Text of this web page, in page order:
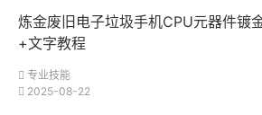
炼金废旧电子垃圾手机CPU元器件镀
+文字教程
专业技能
2025-08-22